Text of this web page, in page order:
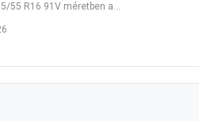
55 R16 91V méretben a…